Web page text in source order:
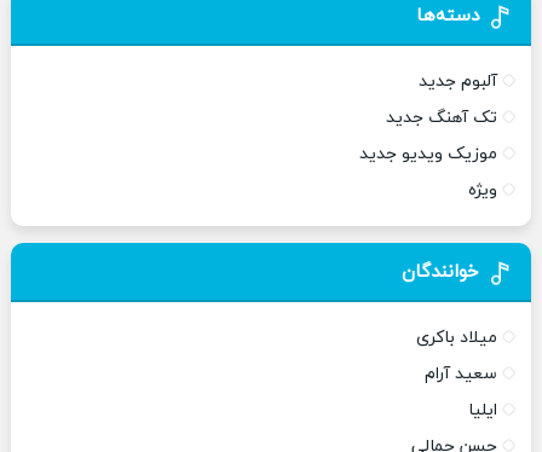
دسته‌ها
آلبوم جدید
تک آهنگ جدید
موزیک ویدیو جدید
ویژه
خوانندگان
میلاد باکری
سعید آرام
ایلیا
حسن جمالی